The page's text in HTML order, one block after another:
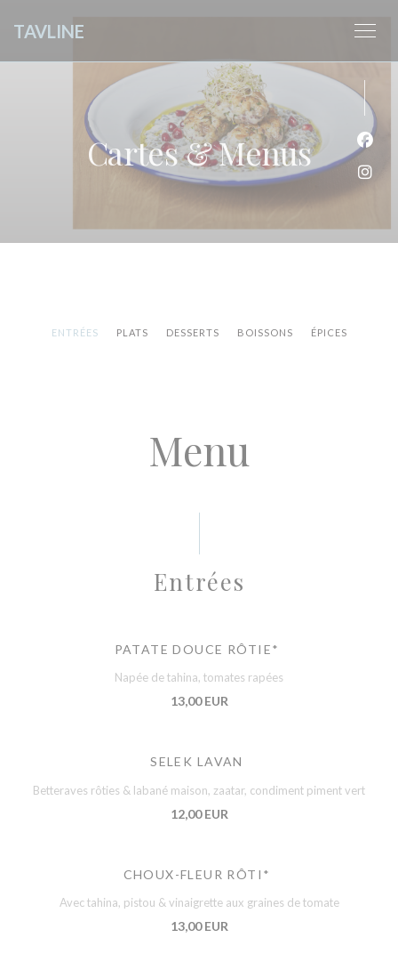
TAVLINE
Cartes & Menus
ENTRÉES PLATS DESSERTS BOISSONS ÉPICES
Menu
Entrées
PATATE DOUCE RÔTIE*
Napée de tahina, tomates rapées
13,00 EUR
SELEK LAVAN
Betteraves rôties & labané maison, zaatar, condiment piment vert
12,00 EUR
CHOUX-FLEUR RÔTI*
Avec tahina, pistou & vinaigrette aux graines de tomate
13,00 EUR